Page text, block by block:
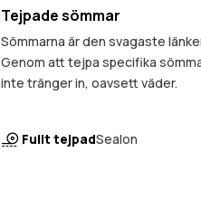
Tejpade sömmar
Sömmarna är den svagaste
Genom att tejpa specifika
inte tränger in, oavsett väder.
Fullt tejpadSealon